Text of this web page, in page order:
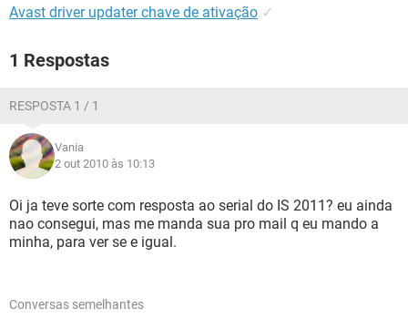
Avast driver updater chave de ativação ✓
1 Respostas
RESPOSTA 1 / 1
Vania
2 out 2010 às 10:13
Oi ja teve sorte com resposta ao serial do IS 2011? eu ainda
nao consegui, mas me manda sua pro mail q eu mando a
minha, para ver se e igual.
Conversas semelhantes